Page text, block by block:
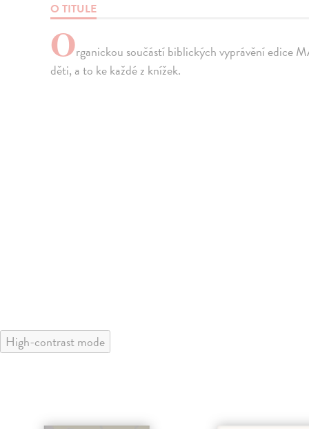
O TITULE
Organickou součástí biblických vyprávění edice
děti, a to ke každé z knížek.
High-contrast mode